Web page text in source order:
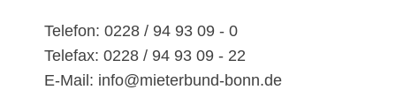
Telefon: 0228 / 94 93 09 - 0
Telefax: 0228 / 94 93 09 - 22
E-Mail: info@mieterbund-bonn.de